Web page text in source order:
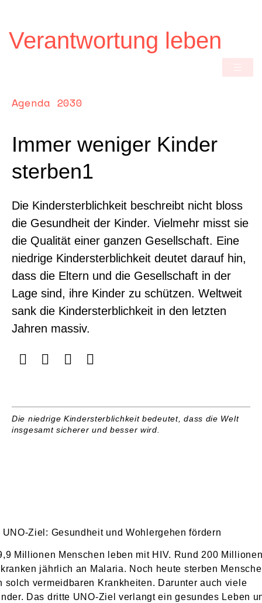
Verantwortung leben
Agenda 2030
Immer weniger Kinder
sterben1
Die Kindersterblichkeit beschreibt nicht bloss
die Gesundheit der Kinder. Vielmehr misst sie
die Qualität einer ganzen Gesellschaft. Eine
niedrige Kindersterblichkeit deutet darauf hin,
dass die Eltern und die Gesellschaft in der
Lage sind, ihre Kinder zu schützen. Weltweit
sank die Kindersterblichkeit in den letzten
Jahren massiv.
Die niedrige Kindersterblichkeit bedeutet, dass die Welt
insgesamt sicherer und besser wird.
UNO-Ziel: Gesundheit und Wohlergehen fördern
Millionen Menschen leben mit HIV. Rund 200
jährlich an Malaria. Noch heute sterben
solch vermeidbaren Krankheiten. Darunter auch viele
Das dritte UNO-Ziel verlangt ein gesundes Leben